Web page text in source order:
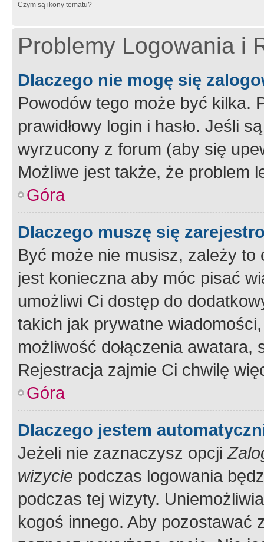
Czym są ikony tematu?
Problemy Logowania i
Dlaczego nie mogę się
Powodów tego może być kilka.
prawidłowy login i hasło. Jeśli
wyrzucony z forum (aby się
Możliwe jest także, że problem
Góra
Dlaczego muszę się
Być może nie musisz, zależy
jest konieczna aby móc pisać
umożliwi Ci dostęp do
takich jak prywatne
możliwość dołączenia
Rejestracja zajmie Ci chwilę
Góra
Dlaczego jestem
Jeżeli nie zaznaczysz opcji
wizycie podczas logowania
podczas tej wizyty.
kogoś innego. Aby pozostawać